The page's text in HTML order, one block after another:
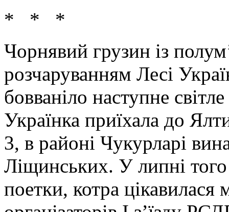
* * *
Чорнявий грузин із
розчаруванням Лесі
бовваніло наступне
Українка приїхала до
3, в районі Чукурларі
Ліщинських. У липні
поетки, котра